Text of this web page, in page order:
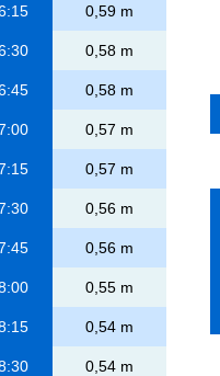
0,59 m
0,58 m
0,58 m
0,57 m
0,57 m
0,56 m
0,56 m
0,55 m
0,54 m
0,54 m